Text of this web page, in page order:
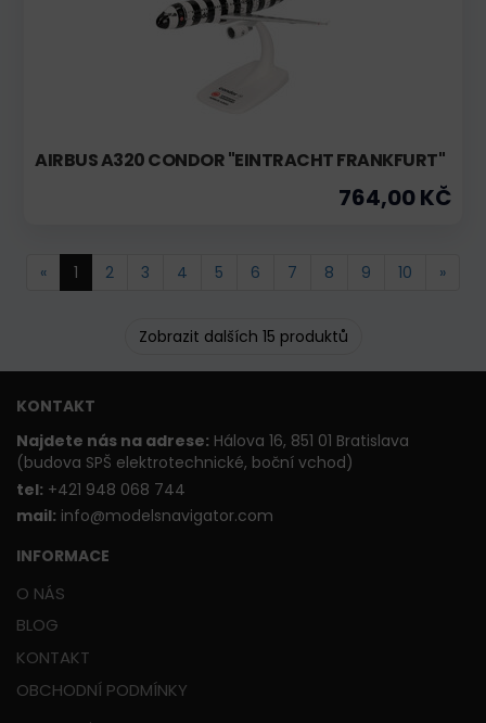
AIRBUS A320 CONDOR "EINTRACHT FRANKFURT"
764,00 KČ
« 1 2 3 4 5 6 7 8 9 10 »
Zobrazit dalších 15 produktů
KONTAKT
Najdete nás na adrese: Hálova 16, 851 01 Bratislava
(budova SPŠ elektrotechnické, boční vchod)
tel: +421 948 068 744
mail: info@modelsnavigator.com
INFORMACE
O NÁS
BLOG
KONTAKT
OBCHODNÍ PODMÍNKY